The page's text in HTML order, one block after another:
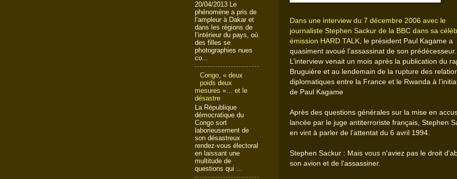
Dans une interview du 7 décembre 2006 avec le
journaliste Stephen Sackur de la BBC dans sa
émission HARD TALK,
le président Paul Kagame a
quasiment avoué l’assassinat de son prédécesseur.
L’interview venait un mois après la publication du
Bruguière et au lendemain de la rupture des
diplomatiques entre la France et le Rwanda à
de Paul Kagame
Après des questions générales sur la mise en
lancée par le juge antiterroriste français, Stephen
en vint à parler de l’attentat du 6 avril 1994.
Stephen Sackur : Mais vous n'aviez pas le droit
son avion et de l'assassiner.
20/04/2013 Le
phénomène a pris de
l’ampleur à Dakar et
dans les régions de
l’intérieur du pays, où
des filles se
photographies nues
co...
Congo, « deux
poids deux
mesures »… et le
désastre
La République
démocratique du
Congo sort
laborieusement de
son désastreux
rendez-vous électoral
en laissant une
multitude de
questions qui ...